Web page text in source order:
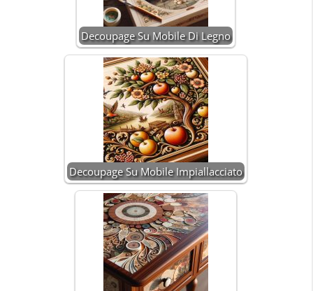
Decoupage Su Mobile Di Legno
Decoupage Su Mobile Impiallacciato